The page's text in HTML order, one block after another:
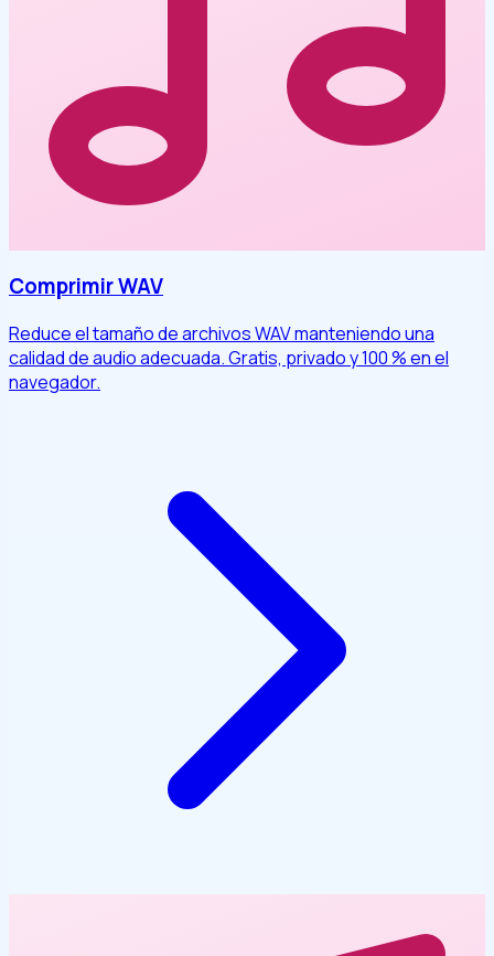
Comprimir WAV
Reduce el tamaño de archivos WAV manteniendo una
calidad de audio adecuada. Gratis, privado y 100 % en el
navegador.